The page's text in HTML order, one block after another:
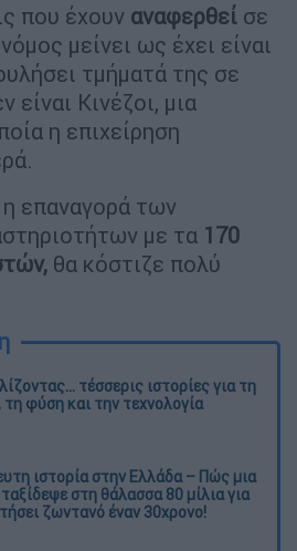
που έχουν αναφερθεί σε
μείνει ως έχει είναι
τμήματά της σε
Κινέζοι, μια
η επιχείρηση
επαναγορά των
με τα 170
θα κόστιζε πολύ
τέσσερις ιστορίες για τη
φύση και την τεχνολογία
ιστορία στην Ελλάδα – Πώς μια
στη θάλασσα 80 μίλια για
ζωντανό έναν 30χρονο!